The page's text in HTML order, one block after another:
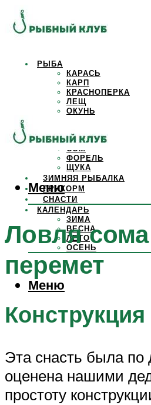
РЫБА
КАРАСЬ
КАРП
КРАСНОПЕРКА
ЛЕЩ
ОКУНЬ
САЗАН
СОМ
ФОРЕЛЬ
ЩУКА
ЗИМНЯЯ РЫБАЛКА
ПРИКОРМ
СНАСТИ
КАЛЕНДАРЬ
ЗИМА
ВЕСНА
ЛЕТО
ОСЕНЬ
Меню
Меню
Ловля
перемет
Эта снасть была по
оценена нашими
простоту